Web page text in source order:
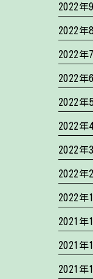
2022年
2022年
2022年
2022年
2022年
2022年
2022年
2022年
2022年
2021年
2021年
2021年